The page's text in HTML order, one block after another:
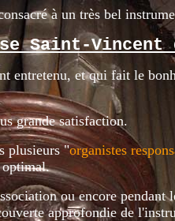
à un très bel
Saint-Vincent
et qui fait le
grande satisfaction.
plusieurs "organistes
optimal.
ou encore
approfondie de